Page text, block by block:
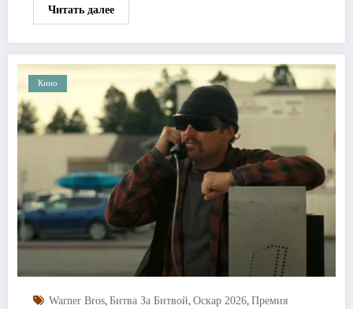
Читать далее
Кино
Warner Bros, Битва За Битвой, Оскар 2026, Премия